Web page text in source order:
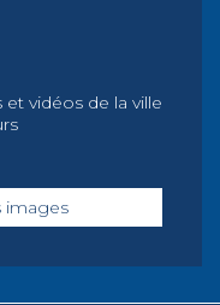
vidéos de la ville
images